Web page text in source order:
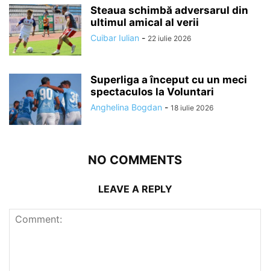
Steaua schimbă adversarul din
ultimul amical al verii
Cuibar Iulian - 22 iulie 2026
Superliga a început cu un meci
spectaculos la Voluntari
Anghelina Bogdan - 18 iulie 2026
NO COMMENTS
LEAVE A REPLY